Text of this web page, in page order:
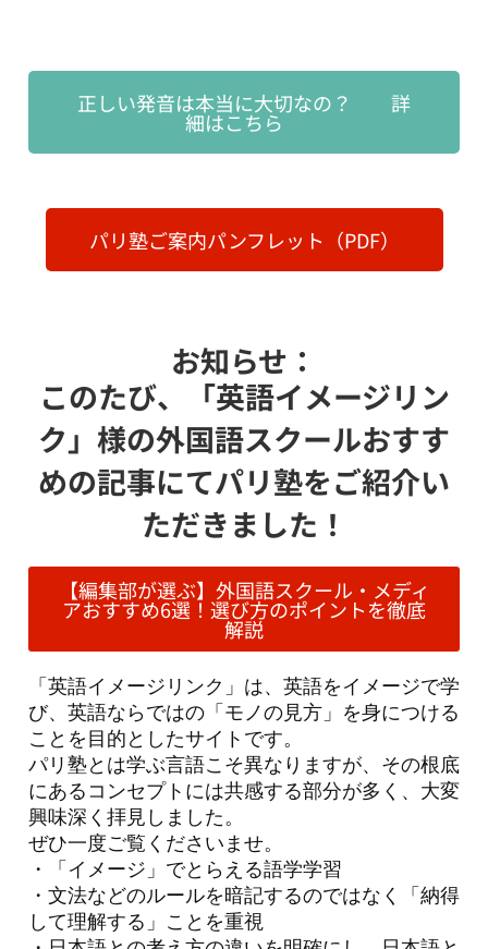
正しい発音は本当に大切なの？ 詳
細はこちら
パリ塾ご案内パンフレット（PDF）
お知らせ：
このたび、「英語イメージリン
ク」様の外国語スクールおすす
めの記事にてパリ塾をご紹介い
ただきました！
【編集部が選ぶ】外国語スクール・メディ
アおすすめ6選！選び方のポイントを徹底
解説
「英語イメージリンク」は、英語をイメージで学
び、英語ならではの「モノの見方」を身につける
ことを目的としたサイトです。
パリ塾とは学ぶ言語こそ異なりますが、その根底
にあるコンセプトには共感する部分が多く、大変
興味深く拝見しました。
ぜひ一度ご覧くださいませ。
・「イメージ」でとらえる語学学習
・文法などのルールを暗記するのではなく「納得
して理解する」ことを重視